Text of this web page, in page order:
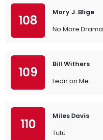
108
Mary J. Blige
No More Drama
109
Bill Withers
Lean on Me
110
Miles Davis
Tutu